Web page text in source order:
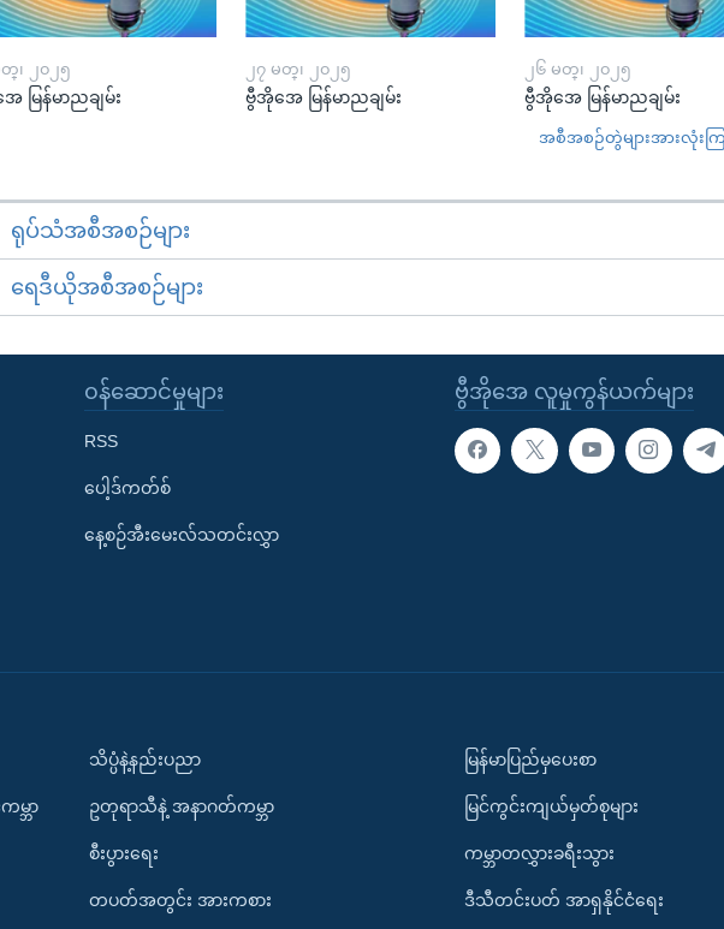
တ္၊ ၂၀၂၅
မြန်မာညချမ်း
၂၇ မတ္၊ ၂၀၂၅
ဗွီအိုအေ မြန်မာညချမ်း
၂၆ မတ္၊ ၂၀၂၅
ဗွီအိုအေ မြန်မာညချမ်း
အစီအစဉ်တွဲများအားလုံးက
ရုပ်သံအစီအစဉ်များ
ရေဒီယိုအစီအစဉ်များ
ဗွီအိုအေ လူမှုကွန်ယက်များ
၀န်ဆောင်မှုများ
RSS
ပေါ့ဒ်ကတ်စ်
နေ့စဉ်အီးမေးလ်သတင်းလွှာ
မ္ဘာ
သိပ္ပံနဲ့နည်းပညာ
ဥတုရာသီနဲ့ အနာဂတ်ကမ္ဘာ
စီးပွားရေး
တပတ်အတွင်း အားကစား
မြန်မာပြည်မှပေးစာ
မြင်ကွင်းကျယ်မှတ်စုများ
ကမ္ဘာတလွှားခရီးသွား
ဒီသီတင်းပတ် အာရှနိုင်ငံရေး